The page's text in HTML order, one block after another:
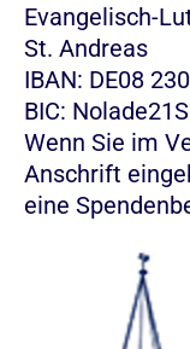
Evangelisch-
St. Andreas
IBAN: DE08
BIC:
Wenn Sie im
Anschrift
eine